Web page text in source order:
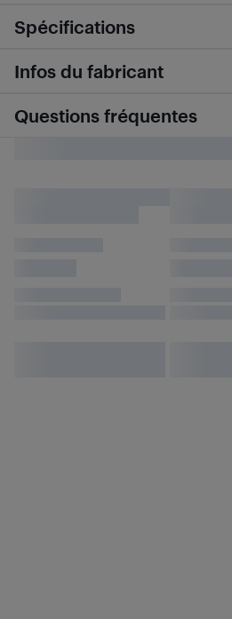
Spécifications
Infos du fabricant
Questions fréquentes